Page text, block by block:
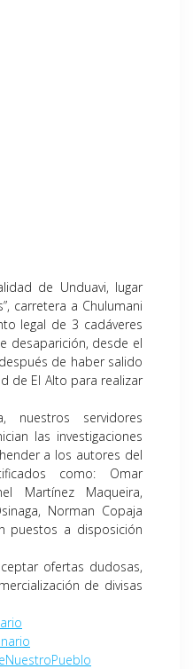
de Unduavi, lugar
carretera a Chulumani
legal de 3 cadáveres
desaparición, desde el
de haber salido
de El Alto para realizar
nuestros servidores
las investigaciones
a los autores del
como: Omar
Martínez Maqueira,
Norman Copaja
puestos a disposición
ofertas dudosas,
de divisas